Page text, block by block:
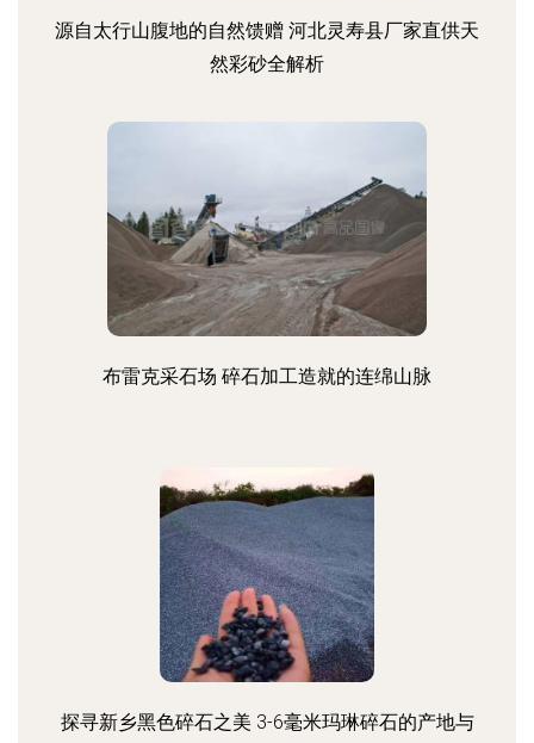
源自太行山腹地的自然馈赠 河北灵寿县厂家直供天
然彩砂全解析
布雷克采石场 碎石加工造就的连绵山脉
探寻新乡黑色碎石之美 3-6毫米玛琳碎石的产地与